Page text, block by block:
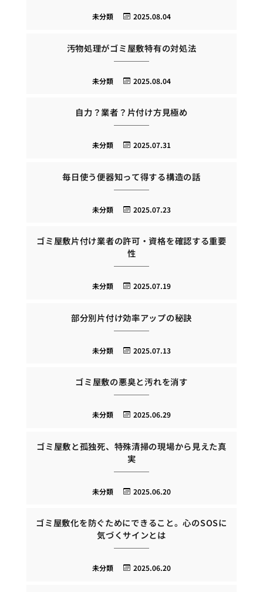
2025.08.04
未分類
汚物処理がゴミ屋敷特有の対処法
2025.08.04
未分類
自力？業者？片付け方見極め
2025.07.31
未分類
毎日使う便器知って得する構造の話
2025.07.23
未分類
ゴミ屋敷片付け業者の許可・資格を確認する重要
性
2025.07.19
未分類
部分別片付け効率アップの秘訣
2025.07.13
未分類
ゴミ屋敷の悪臭と汚れを消す
2025.06.29
未分類
ゴミ屋敷と孤独死、特殊清掃の現場から見えた真
実
2025.06.20
未分類
ゴミ屋敷化を防ぐためにできること。心のSOSに
気づくサインとは
2025.06.20
未分類